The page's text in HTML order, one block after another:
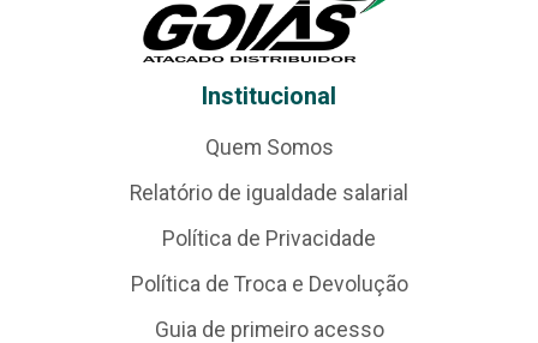
Institucional
Quem Somos
Relatório de igualdade salarial
Política de Privacidade
Política de Troca e Devolução
Guia de primeiro acesso